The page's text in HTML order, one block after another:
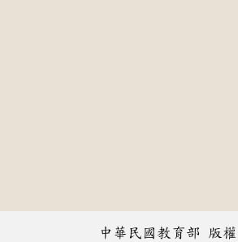
中華民國教育部 版